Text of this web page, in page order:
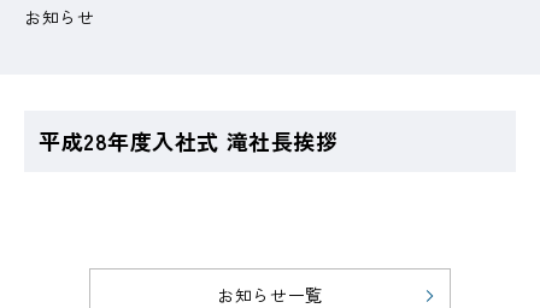
お知らせ
平成28年度入社式 滝社長挨拶
お知らせ一覧